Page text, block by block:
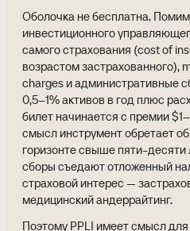
Оболочка не бесплатна.
инвестиционного
самого страхования (cost of
возрастом застрахованного),
charges и административные
0,5–1% активов в год плюс
билет начинается с премии
смысл инструмент обретает
горизонте свыше пяти-десяти
сборы съедают отложенный
страховой интерес —
медицинский андеррайтинг.
Поэтому PPLI имеет смысл